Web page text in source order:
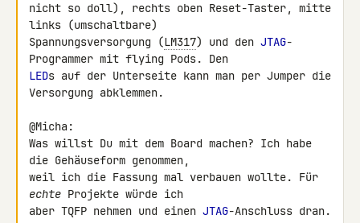
nicht so doll), rechts oben Reset-Taster, mitte
links (umschaltbare)
Spannungsversorgung (LM317) und den JTAG-
LEDs auf der Unterseite kann man per Jumper die
Versorgung abklemmen.
@Micha:
Was willst Du mit dem Board machen? Ich habe
die Gehäuseform genommen,
echte Projekte würde ich
aber TQFP nehmen und einen JTAG-Anschluss dran.